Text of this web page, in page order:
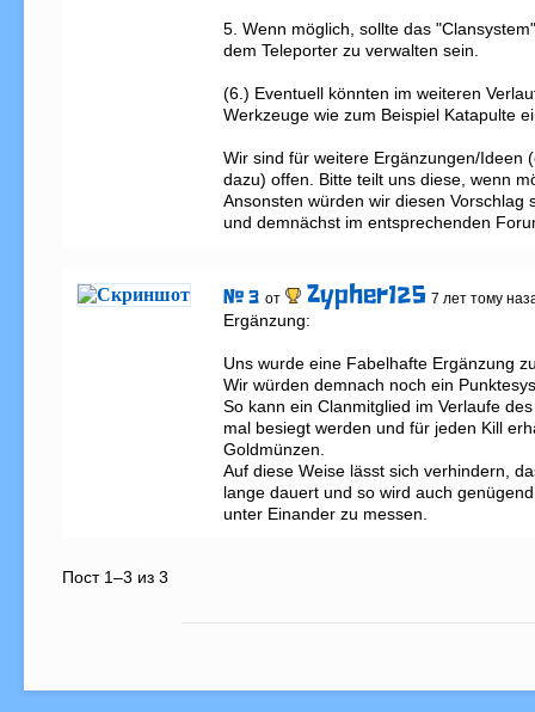
5. Wenn möglich, sollte das
dem Teleporter zu verwalten sein.
(6.) Eventuell könnten im weiteren
Werkzeuge wie zum Beispiel Katapulte
Wir sind für weitere Ergänzungen/Ideen
dazu) offen. Bitte teilt uns diese, wenn
Ansonsten würden wir diesen Vorschlag
und demnächst im entsprechenden
# 3 от Zypher125 7 лет тому
Ergänzung:
Uns wurde eine Fabelhafte Ergänzung
Wir würden demnach noch ein
So kann ein Clanmitglied im Verlaufe
mal besiegt werden und für jeden Kill
Goldmünzen.
Auf diese Weise lässt sich verhindern,
lange dauert und so wird auch
unter Einander zu messen.
Пост 1–3 из 3